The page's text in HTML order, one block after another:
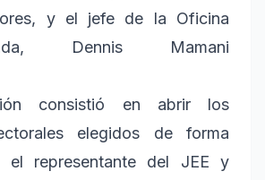
y el jefe de la Oficina
Dennis Mamani
consistió en abrir los
elegidos de forma
el representante del JEE y